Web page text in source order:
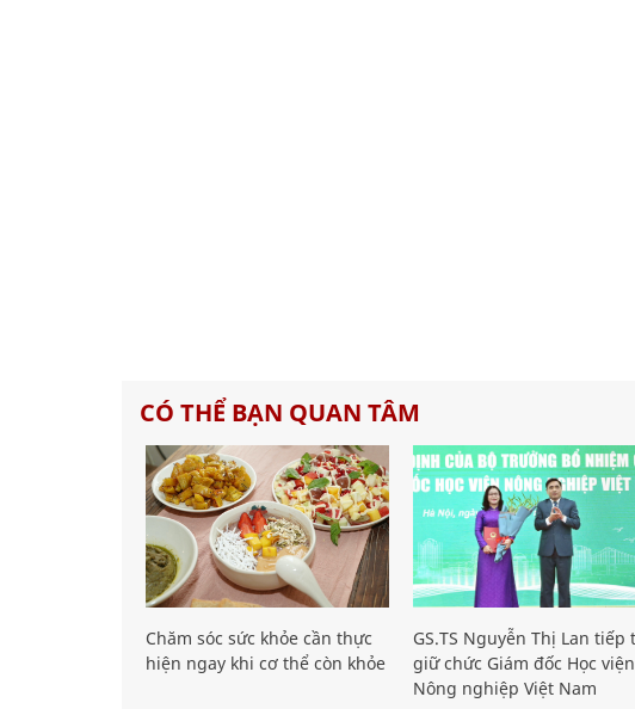
CÓ THỂ BẠN QUAN TÂM
Chăm sóc sức khỏe cần thực
hiện ngay khi cơ thể còn khỏe
GS.TS Nguyễn Thị Lan tiếp
giữ chức Giám đốc Học viện
Nông nghiệp Việt Nam